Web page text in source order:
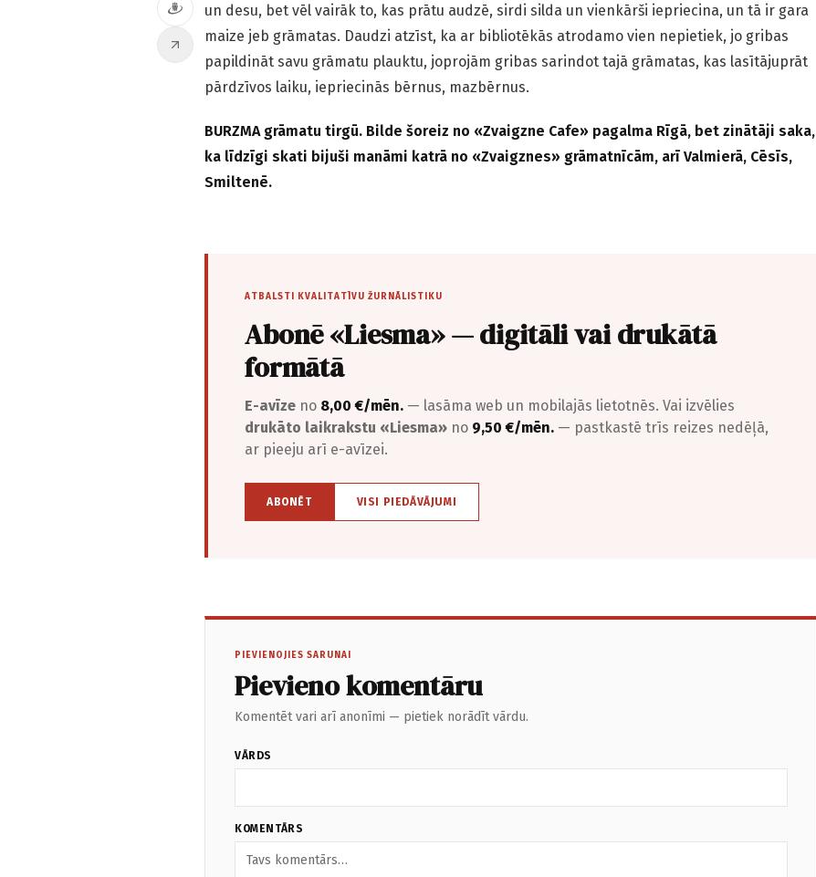
un desu, bet vēl vairāk to, kas prātu audzē, sirdi silda un vienkārši iepriecina, un tā ir gara
maize jeb grāmatas. Daudzi atzīst, ka ar bibliotēkās atrodamo vien nepietiek, jo gribas
papildināt savu grāmatu plauktu, joprojām gribas sarindot tajā grāmatas, kas lasītājuprāt
pārdzīvos laiku, iepriecinās bērnus, mazbērnus.
BURZMA grāmatu tirgū. Bilde šoreiz no «Zvaigzne Cafe» pagalma Rīgā, bet zinātāji saka,
ka līdzīgi skati bijuši manāmi katrā no «Zvaigznes» grāmatnīcām, arī Valmierā, Cēsīs,
Smiltenē.
ATBALSTI KVALITATĪVU ŽURNĀLISTIKU
Abonē «Liesma» — digitāli vai drukātā
formātā
E-avīze no 8,00 €/mēn. — lasāma web un mobilajās lietotnēs. Vai izvēlies
drukāto laikrakstu «Liesma» no 9,50 €/mēn. — pastkastē trīs reizes nedēļā,
ar pieeju arī e-avīzei.
ABONĒT VISI PIEDĀVĀJUMI
PIEVIENOJIES SARUNAI
Pievieno komentāru
Komentēt vari arī anonīmi — pietiek norādīt vārdu.
VĀRDS
KOMENTĀRS